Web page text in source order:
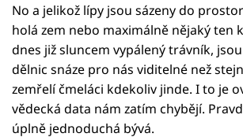
No a jelikož lípy jsou sázeny do
holá zem nebo maximálně nějaký ten
dnes již sluncem vypálený trávník,
dělnic snáze pro nás viditelné než
zemřelí čmeláci kdekoliv jinde. I to je
vědecká data nám zatím chybějí.
úplně jednoduchá bývá.